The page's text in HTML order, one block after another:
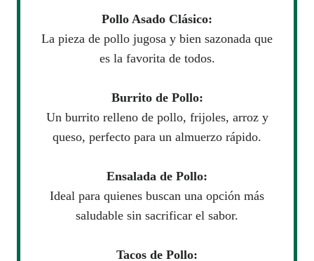
Pollo Asado Clásico:
La pieza de pollo jugosa y bien sazonada que
es la favorita de todos.
Burrito de Pollo:
Un burrito relleno de pollo, frijoles, arroz y
queso, perfecto para un almuerzo rápido.
Ensalada de Pollo:
Ideal para quienes buscan una opción más
saludable sin sacrificar el sabor.
Tacos de Pollo: